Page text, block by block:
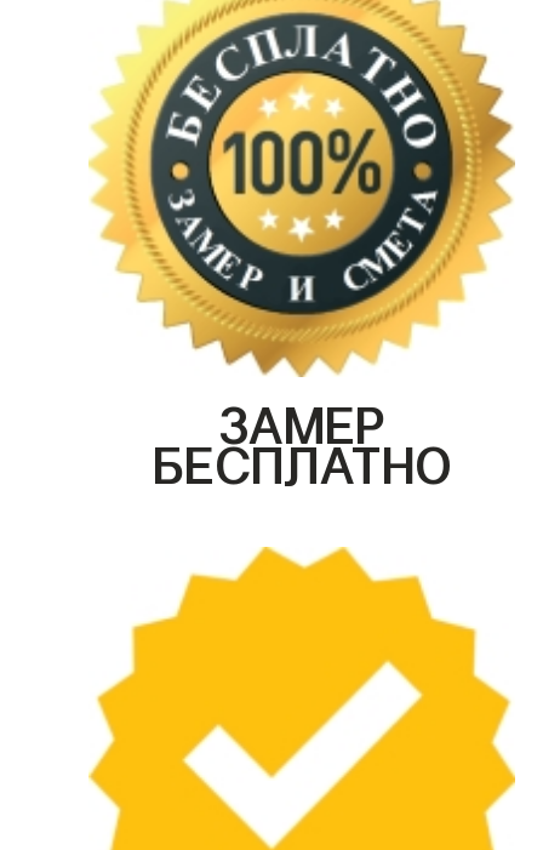
ЗАМЕР
БЕСПЛАТНО